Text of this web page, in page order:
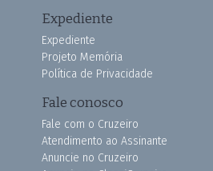
Expediente
Expediente
Projeto Memória
Política de Privacidade
Fale conosco
Fale com o Cruzeiro
Atendimento ao Assinante
Anuncie no Cruzeiro